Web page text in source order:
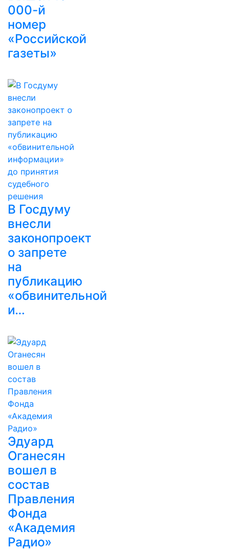
000-й
номер
«Российской
газеты»
В Госдуму
внесли
законопроект
о запрете
на
публикацию
«обвинительной
и…
Эдуард
Оганесян
вошел в
состав
Правления
Фонда
«Академия
Радио»